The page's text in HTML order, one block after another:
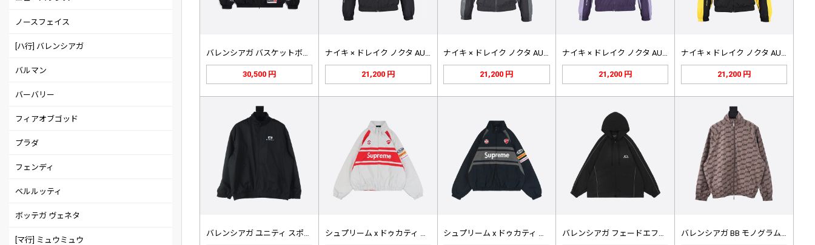
ノースフェイス
[ハ行] バレンシアガ
バルマン
バーバリー
フィアオブゴッド
プラダ
フェンディ
ベルルッティ
ボッテガ ヴェネタ
[マ行] ミュウミュウ
バレンシアガ バスケットボール シリ…
30,500 円
ナイキ × ドレイク ノクタ AU …
21,200 円
ナイキ × ドレイク ノクタ AU …
21,200 円
ナイキ × ドレイク ノクタ AU …
21,200 円
ナイキ × ドレイク ノクタ AU …
21,200 円
バレンシアガ ユニティ スポーツ ア… シュプリーム x ドゥカティ トラッ… シュプリーム x ドゥカティ トラッ… バレンシアガ フェードエフェクトルー… バレンシアガ BB モノグラム トラ…